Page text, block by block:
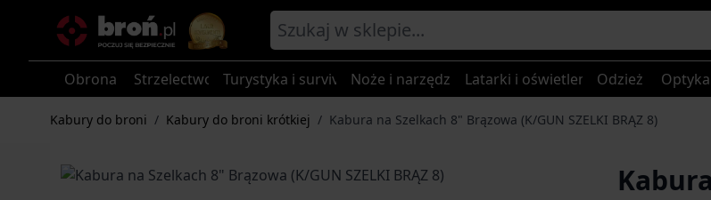
Obrona Strzelectwo Turystyka i survival Noże i narzędzia Latarki i oświetlenieOdzież Optyka
Kabury do broni / Kabury do broni krótkiej / Kabura na Szelkach 8" Brązowa (K/GUN SZELKI BRĄZ 8)